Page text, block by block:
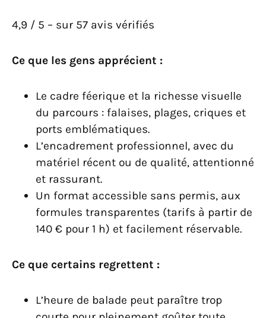
4,9 / 5 – sur 57 avis vérifiés
Ce que les gens apprécient :
Le cadre féerique et la richesse visuelle
du parcours : falaises, plages, criques et
ports emblématiques.
L’encadrement professionnel, avec du
matériel récent ou de qualité, attentionné
et rassurant.
Un format accessible sans permis, aux
formules transparentes (tarifs à partir de
140 € pour 1 h) et facilement réservable.
Ce que certains regrettent :
L’heure de balade peut paraître trop